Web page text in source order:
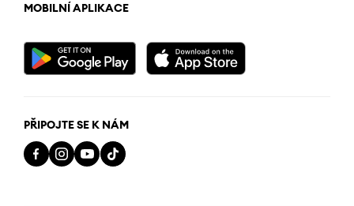
MOBILNÍ APLIKACE
PŘIPOJTE SE K NÁM